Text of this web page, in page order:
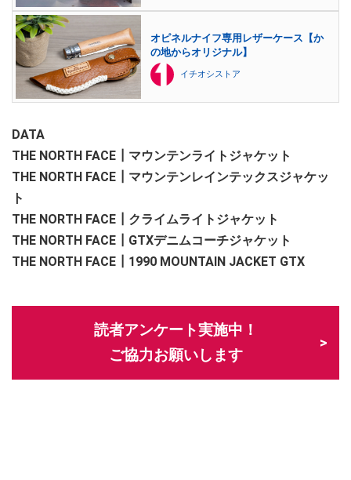
オピネルナイフ専用レザーケース【か
の地からオリジナル】
イチオシストア
DATA
THE NORTH FACE┃マウンテンライトジャケット
THE NORTH FACE┃マウンテンレインテックスジャケッ
ト
THE NORTH FACE┃クライムライトジャケット
THE NORTH FACE┃GTXデニムコーチジャケット
THE NORTH FACE┃1990 MOUNTAIN JACKET GTX
読者アンケート実施中！
ご協力お願いします